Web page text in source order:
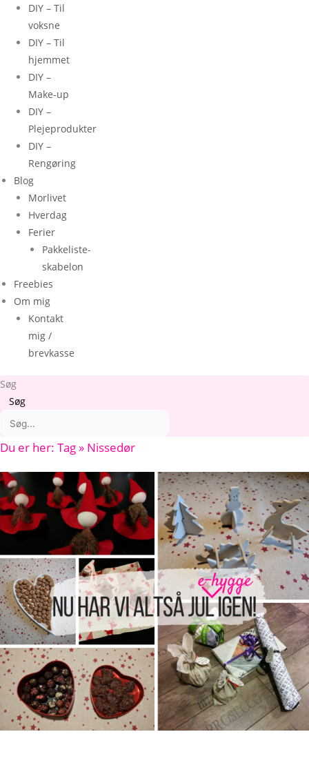
DIY – Til
voksne
DIY – Til
hjemmet
DIY –
Make-up
DIY –
Plejeprodukter
DIY –
Rengøring
Blog
Morlivet
Hverdag
Ferier
Pakkeliste-
skabelon
Freebies
Om mig
Kontakt
mig /
brevkasse
Søg
Søg
Du er her: Tag » Nissedør